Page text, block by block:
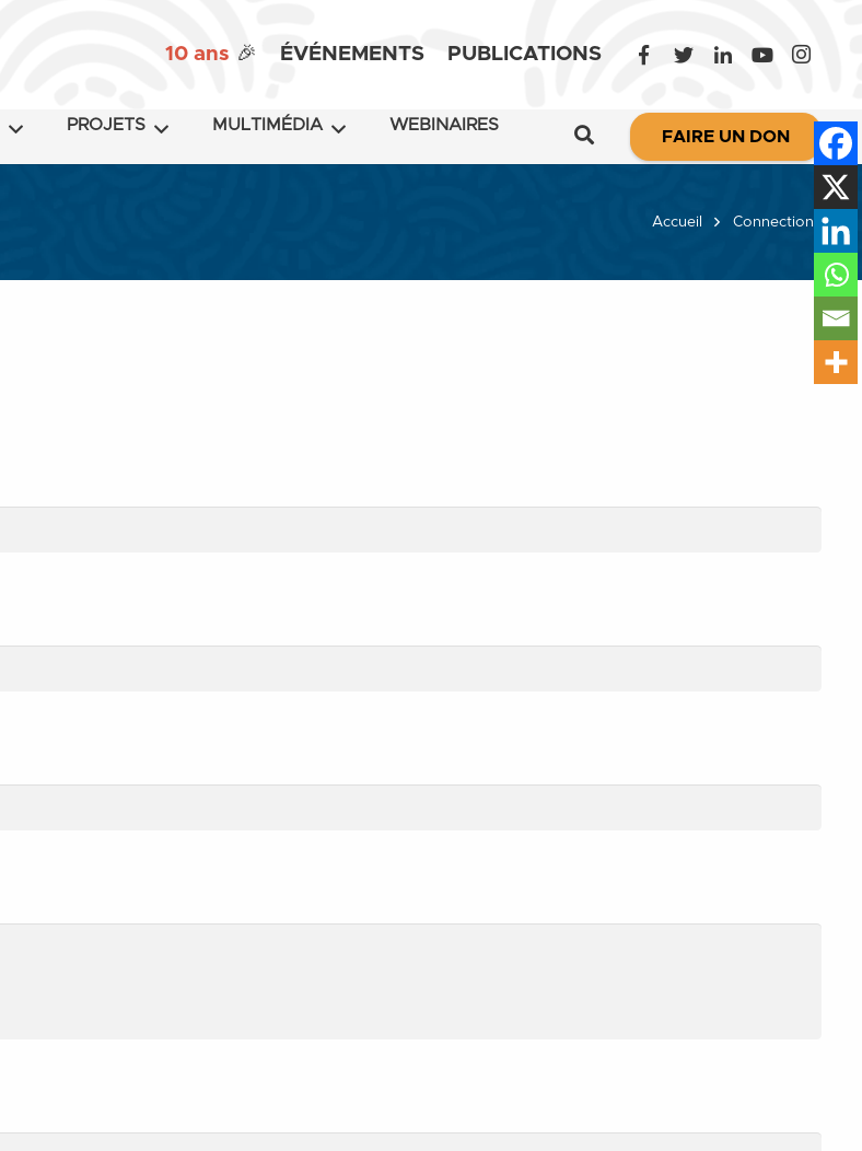
10 ans 🎉 ÉVÉNEMENTS PUBLICATIONS
PROJETS MULTIMÉDIA WEBINAIRES
FAIRE UN DON
Accueil Connections